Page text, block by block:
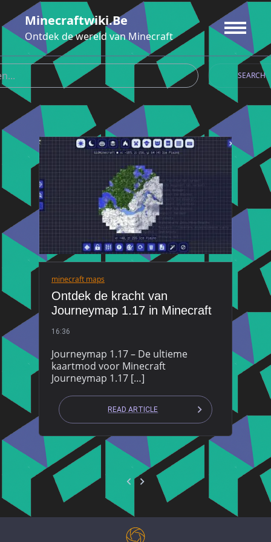
naar
de
inhoud
Minecraftwiki.be
Ontdek de wereld van Minecraft
SEARCH
minecraft maps
Ontdek de kracht van
Journeymap 1.17 in Minecraft
16:36
Journeymap 1.17 – De ultieme
kaartmod voor Minecraft
Journeymap 1.17 […]
READ ARTICLE